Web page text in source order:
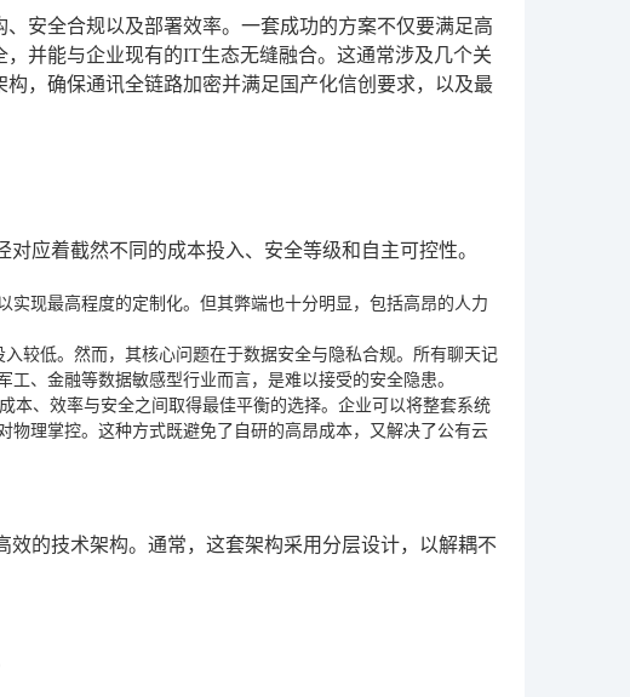
安全合规以及部署效率。一套成功的方案不仅要满足高
并能与企业现有的IT生态无缝融合。这通常涉及几个关
，确保通讯全链路加密并满足国产化信创要求，以及最
应着截然不同的成本投入、安全等级和自主可控性。
现最高程度的定制化。但其弊端也十分明显，包括高昂的人力
较低。然而，其核心问题在于数据安全与隐私合规。所有聊天记
、金融等数据敏感型行业而言，是难以接受的安全隐患。
本、效率与安全之间取得最佳平衡的选择。企业可以将整套系统
理掌控。这种方式既避免了自研的高昂成本，又解决了公有云
的技术架构。通常，这套架构采用分层设计，以解耦不